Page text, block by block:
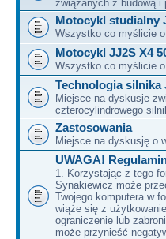
związanych z budową i
Motocykl studialny
Wszystko co myślicie
Motocykl JJ2S X4
Wszystko co myślicie
Technologia silnika
Miejsce na dyskusje
czterocylindrowego
Zastosowania
Miejsce na dyskusję o
UWAGA!
1. Korzystając z tego
Synakiewicz może
Twojego komputera w
wiąże się z
ograniczenie lub
może przynieść